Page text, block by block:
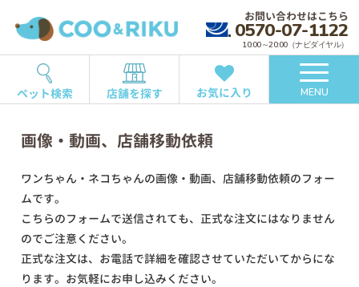
お問い合わせはこちら
0570-07-1122
10:00～20:00（ナビダイヤル）
ペット検索 店舗を探す お気に入り MENU
画像・動画、店舗移動依頼
ワンちゃん・ネコちゃんの画像・動画、店舗移動依頼のフォー
ムです。
こちらのフォームで送信されても、正式な注文にはなりません
のでご注意ください。
正式な注文は、お電話で詳細を確認させていただいてからにな
ります。お気軽にお申し込みください。